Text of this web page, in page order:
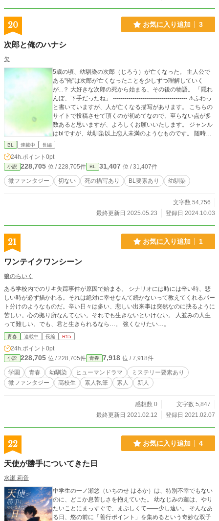
20 お気に入り追加 3
次郎と俺のハナシ
欠
5歳の頃、幼馴染の次郎（じろう）が亡くなった。 主人公で
ある"俺"は次郎が亡くなったことを少しずつ理解していく
が...？ 大好きな次郎の死から始まる、その後の物語。 「隠れ
んぼ、下手だったね」 -------------------------------------- ⚠︎ふわっ
と書いていますが、人が亡くなる描写があります。 こちらの
サイトで投稿させて頂くのが初めてなので、至らない点が多
数あると思いますが、よろしくお願いいたします。 ジャンル
はblですが、幼馴染以上恋人未満のようなものです。 随時、
加筆修正すると思いますm(__)m 最後までお読み頂きありが
BL 連載中 長編
24h.ポイント 0pt
小説 228,705 位 / 228,705件 BL 31,407 位 / 31,407件
微ファンタジー 切ない 死の描写あり BL要素あり 幼馴染
文字数 54,756
最終更新日 2025.05.23
登録日 2024.10.03
21 お気に入り追加 1
ワンテイクワンシーン
狼のらいく
ある学校内でのリキ失踪事件が原因で始まる。 シナリオには時には辛い時、悲
しい時が必ず描かれる。それは絶対に幸せなんて続かないって教えてくれるパー
ト分けのようなものだ。辛い日々は多い、悲しい出来事は突然なのに抉るように
苦しい。心の拠り所なんてない。それでも生きないといけない。 人並みの人生
って難しい。でも、君と生きられるなら…。 強くなりたい…。
青春 連載中 長編 R15
24h.ポイント 0pt
小説 228,705 位 / 228,705件 青春 7,918 位 / 7,918件
学園 青春 幼馴染 ヒューマンドラマ
ミステリー要素あり
微ファンタジー
高校生 素人執筆 素人 新人
感想数 0
文字数 5,847
最終更新日 2021.02.12
登録日 2021.02.07
22 お気に入り追加 4
天使が勝手についてきた日
水瀬 莉音
中学生の一ノ瀬悠（いちのせ はるか）は、特別不幸でもない
のに、どこか息苦しさを抱えていた。 幼なじみの蓮は、やり
たいことにまっすぐで、まぶしくて――少し遠い。 そんなあ
る日、悠の前に「善行ポイント」を集めるという奇妙な双子